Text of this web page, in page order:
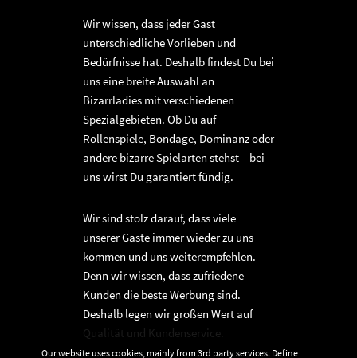
Wir wissen, dass jeder Gast
unterschiedliche Vorlieben und
Bedürfnisse hat. Deshalb findest Du bei
uns eine breite Auswahl an
Bizarrladies mit verschiedenen
Spezialgebieten. Ob Du auf
Rollenspiele, Bondage, Dominanz oder
andere bizarre Spielarten stehst – bei
uns wirst Du garantiert fündig.
Wir sind stolz darauf, dass viele
unserer Gäste immer wieder zu uns
kommen und uns weiterempfehlen.
Denn wir wissen, dass zufriedene
Kunden die beste Werbung sind.
Deshalb legen wir großen Wert auf
Qualität und Kundenservice.
Our website uses cookies, mainly from 3rd party services. Define